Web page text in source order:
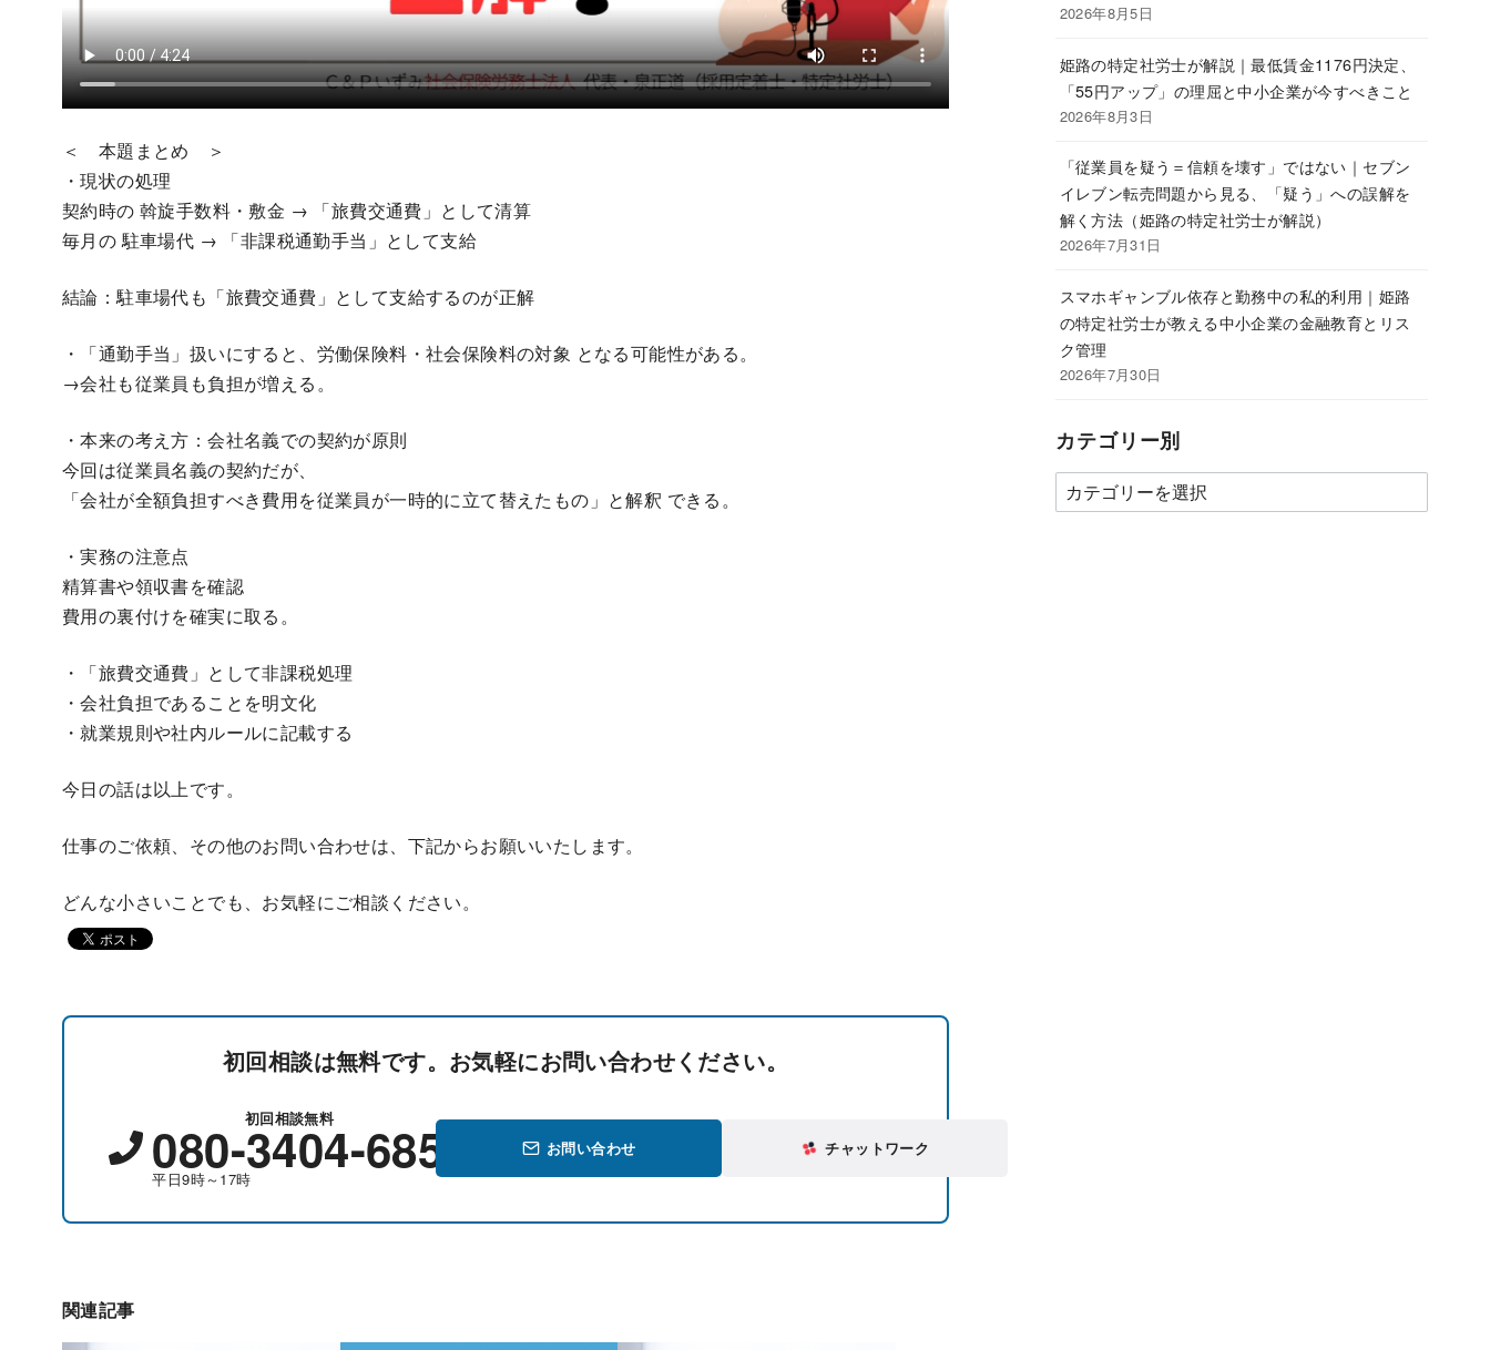
＜ 本題まとめ ＞
・現状の処理
契約時の 斡旋手数料・敷金 → 「旅費交通費」として清算
毎月の 駐車場代 → 「非課税通勤手当」として支給
結論：駐車場代も「旅費交通費」として支給するのが正解
・「通勤手当」扱いにすると、労働保険料・社会保険料の対象 となる可能性がある。
→会社も従業員も負担が増える。
・本来の考え方：会社名義での契約が原則
今回は従業員名義の契約だが、
「会社が全額負担すべき費用を従業員が一時的に立て替えたもの」と解釈 できる。
・実務の注意点
精算書や領収書を確認
費用の裏付けを確実に取る。
・「旅費交通費」として非課税処理
・会社負担であることを明文化
・就業規則や社内ルールに記載する
今日の話は以上です。
仕事のご依頼、その他のお問い合わせは、下記からお願いいたします。
どんな小さいことでも、お気軽にご相談ください。
初回相談は無料です。お気軽にお問い合わせください。
初回相談無料
080-3404-6857
平日9時～17時
お問い合わせ チャットワーク
関連記事
2026年8月5日
姫路の特定社労士が解説｜最低賃金1176円決定、
「55円アップ」の理屈と中小企業が今すべきこと
2026年8月3日
「従業員を疑う＝信頼を壊す」ではない｜セブン
イレブン転売問題から見る、「疑う」への誤解を
解く方法（姫路の特定社労士が解説）
2026年7月31日
スマホギャンブル依存と勤務中の私的利用｜姫路
の特定社労士が教える中小企業の金融教育とリス
ク管理
2026年7月30日
カテゴリー別
カ
テ